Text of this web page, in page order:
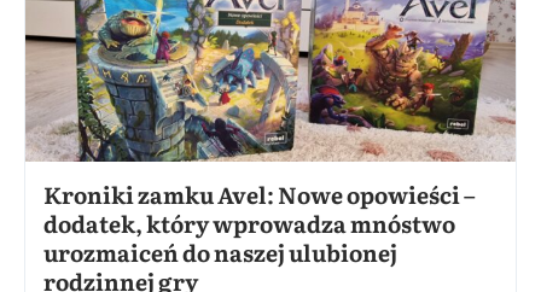
Kroniki zamku Avel: Nowe opowieści –
dodatek, który wprowadza mnóstwo
urozmaiceń do naszej ulubionej
rodzinnej gry